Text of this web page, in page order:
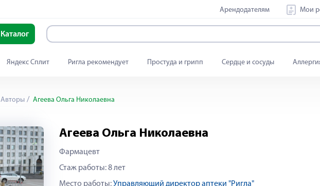
Арендодателям Мои
Каталог
Яндекс Сплит Ригла рекомендует Простуда и грипп Сердце и сосуды
Авторы Агеева Ольга Николаевна
Агеева Ольга Николаевна
Фармацевт
Стаж работы: 8 лет
Место работы:Управляющий директор аптеки "Ригла"